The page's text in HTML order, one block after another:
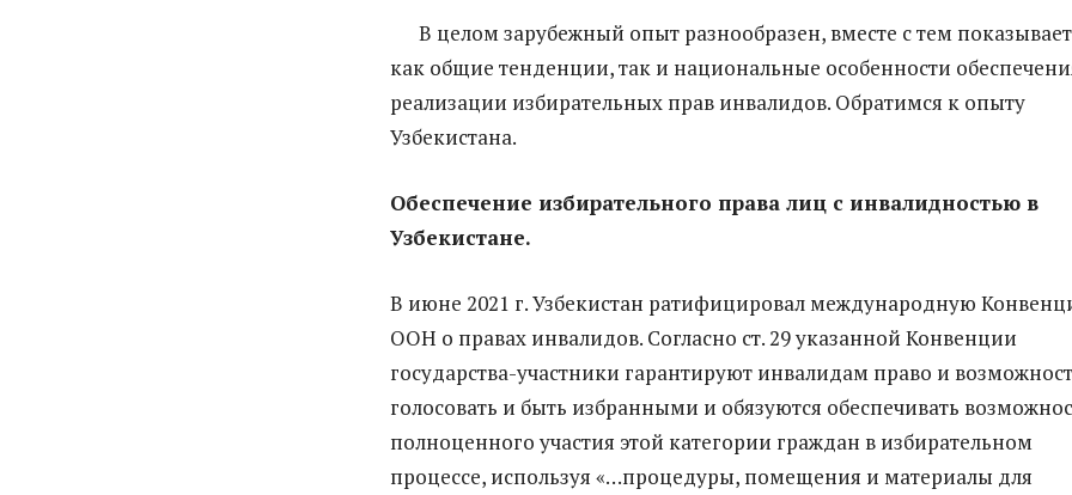
В целом зарубежный опыт разнообразен, вместе с тем показывает
как общие тенденции, так и национальные особенности
реализации избирательных прав инвалидов. Обратимся к опыту
Узбекистана.
Oбеспечение избирательного права лиц с инвалидностью в
Узбекистане.
В июне 2021 г. Узбекистан ратифицировал международную
ООН о правах инвалидов. Согласно ст. 29 указанной Конвенции
государства-участники гарантируют инвалидам право и
голосовать и быть избранными и обязуются обеспечивать
полноценного участия этой категории граждан в избирательном
процессе, используя «…процедуры, помещения и материалы для